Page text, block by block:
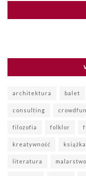
architektura balet
consulting
filozofia folklor
kreatywność książka
literatura malarstwo